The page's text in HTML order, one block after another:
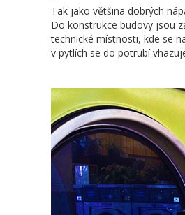
Tak jako většina dobrých
Do konstrukce budovy jsou
technické místnosti, kde se
v pytlích se do potrubí